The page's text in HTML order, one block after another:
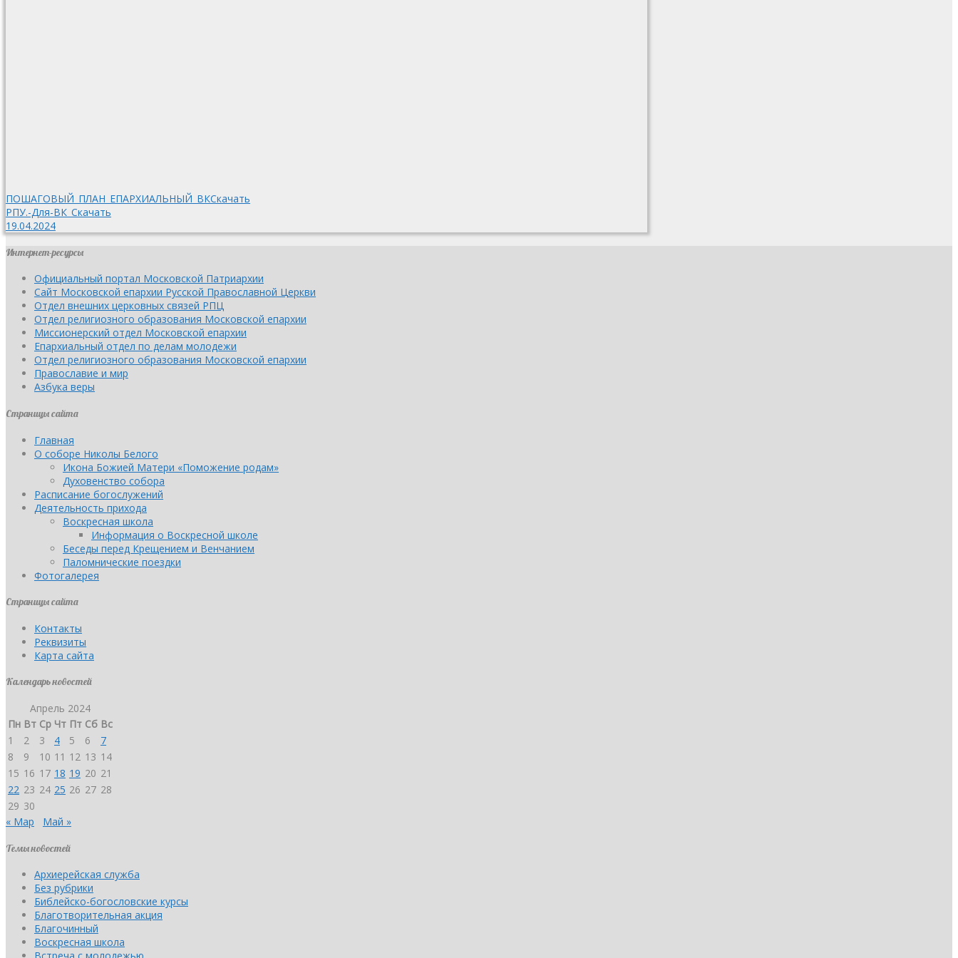
ПОШАГОВЫЙ_ПЛАН_ЕПАРХИАЛЬНЫЙ_ВКСкачать
РПУ.-Для-ВК_ Скачать
19.04.2024
Интернет-ресурсы
Официальный портал Московской Патриархии
Сайт Московской епархии Русской Православной Церкви
Отдел внешних церковных связей РПЦ
Отдел религиозного образования Московской епархии
Миссионерский отдел Московской епархии
Епархиальный отдел по делам молодежи
Отдел религиозного образования Московской епархии
Православие и мир
Азбука веры
Страницы сайта
Главная
О соборе Николы Белого
Икона Божией Матери «Поможение родам»
Духовенство собора
Расписание богослужений
Деятельность прихода
Воскресная школа
Информация о Воскресной школе
Беседы перед Крещением и Венчанием
Паломнические поездки
Фотогалерея
Страницы сайта
Контакты
Реквизиты
Карта сайта
Календарь новостей
Апрель 2024
Пн Вт Ср Чт Пт Сб Вс
1
2 3 4 5 6
7
8
9 10 11 12 13 14
15 16 17 18 19 20 21
22 23 24 25 26 27 28
29 30
« Мар
Май »
Темы новостей
Архиерейская служба
Без рубрики
Библейско-богословские курсы
Благотворительная акция
Благочинный
Воскресная школа